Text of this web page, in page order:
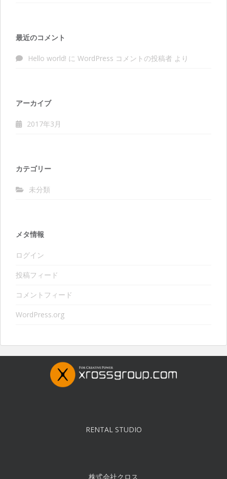
最近のコメント
Hello world! に WordPress コメントの投稿者 より
アーカイブ
2017年3月
カテゴリー
未分類
メタ情報
ログイン
投稿フィード
コメントフィード
WordPress.org
RENTAL STUDIO
株式会社クロス